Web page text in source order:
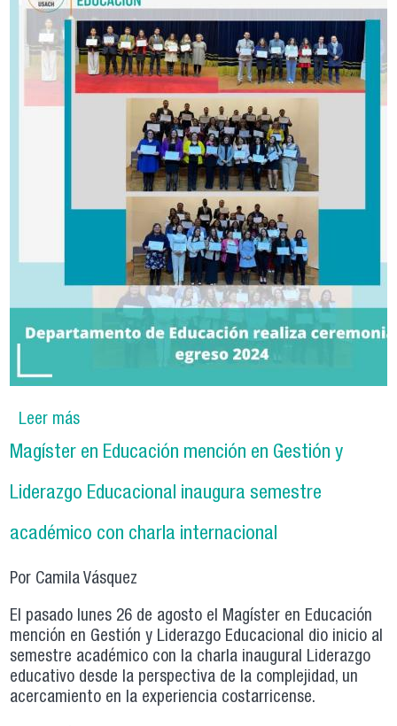
Leer mássobre Boletín Bimestral | Julio - Agosto 2024
Magíster en Educación mención en Gestión y
Liderazgo Educacional inaugura semestre
académico con charla internacional
Por Camila Vásquez
El pasado lunes 26 de agosto el Magíster en Educación
mención en Gestión y Liderazgo Educacional dio inicio al
semestre académico con la charla inaugural Liderazgo
educativo desde la perspectiva de la complejidad, un
acercamiento en la experiencia costarricense.